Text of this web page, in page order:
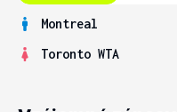
Montreal
Toronto WTA